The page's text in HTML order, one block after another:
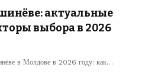
актуальные
выбора в 2026
в Молдове в 2026 году: как…